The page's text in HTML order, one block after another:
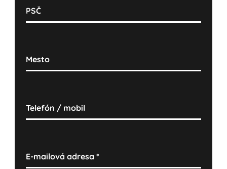
PSČ
Mesto
Telefón / mobil
E-mailová adresa*